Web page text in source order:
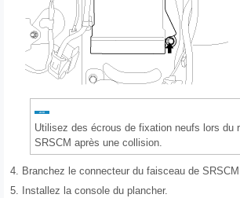
Utilisez des écrous de fixation neufs lors du
SRSCM après une collision.
4. Branchez le connecteur du faisceau de
5.
Installez la console du plancher.